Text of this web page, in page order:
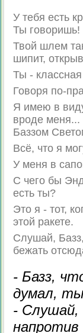
У тебя есть
Ты говоришь!
Твой шлем
шипит,
Ты -
Говоря по-
Я имею в
вроде меня...
Баззом
Всё, что я
У меня в
С чего бы
есть ты?
Это я - тот,
этой ракете.
Слушай,
бежать
- Базз,
думал,
-
напротив